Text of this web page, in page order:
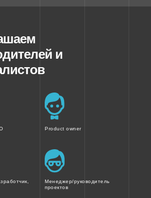
и
Менеджер/руководитель
проектов
Product owner